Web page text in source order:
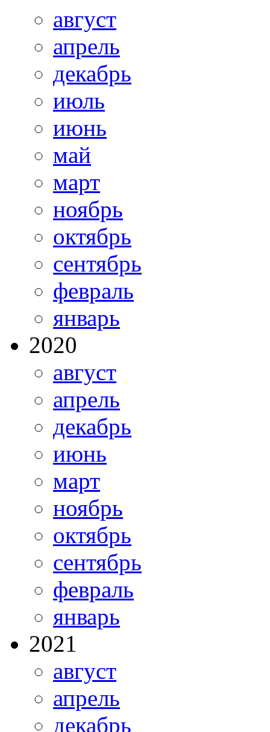
август
апрель
декабрь
июль
июнь
май
март
ноябрь
октябрь
сентябрь
февраль
январь
2020
август
апрель
декабрь
июнь
март
ноябрь
октябрь
сентябрь
февраль
январь
2021
август
апрель
декабрь